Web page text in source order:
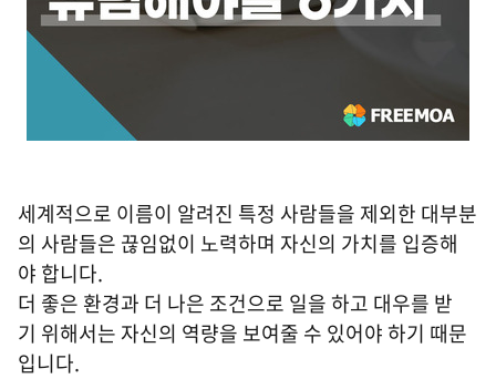
세계적으로 이름이 알려진 특정 사람들을 제외한 대부분
의 사람들은 끊임없이 노력하며 자신의 가치를 입증해
야 합니다.
더 좋은 환경과 더 나은 조건으로 일을 하고 대우를 받
기 위해서는 자신의 역량을 보여줄 수 있어야 하기 때문
입니다.